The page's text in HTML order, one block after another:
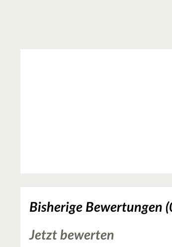
Bisherige Bewertungen
Jetzt bewerten